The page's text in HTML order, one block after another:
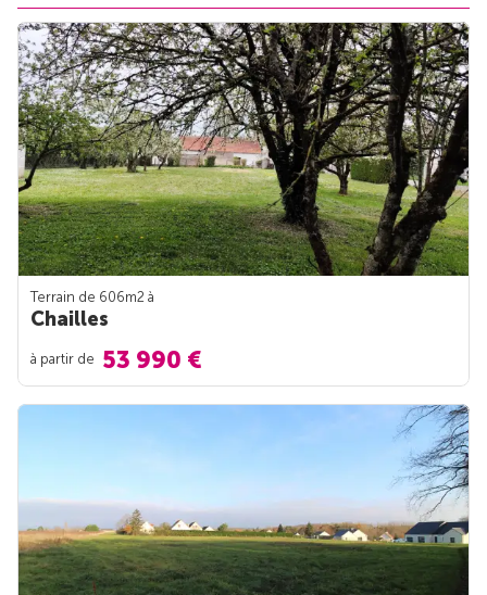
Terrain de 606m2 à
Chailles
à partir de 53 990 €